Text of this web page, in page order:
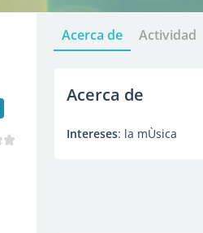
Acerca de Actividad
Acerca de
Intereses: la mÙsica